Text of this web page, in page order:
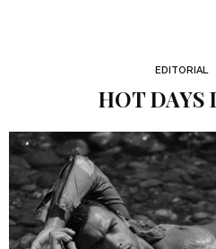
EDITORIAL
HOT DAYS